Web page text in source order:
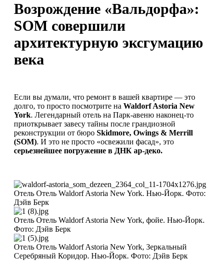
Возрождение «Вальдорфа»:
SOM совершили
архитектурную эксгумацию
века
Если вы думали, что ремонт в вашей квартире — это
долго, то просто посмотрите на Waldorf Astoria New
York. Легендарный отель на Парк-авеню наконец-то
приоткрывает завесу тайны после грандиозной
реконструкции от бюро Skidmore, Owings & Merrill
(SOM). И это не просто «освежили фасад», это
серьезнейшее погружение в ДНК ар-деко.
Отель Отель Waldorf Astoria New York. Нью-Йорк. Фото:
Дэйв Берк
Отель Отель Waldorf Astoria New York, фойе. Нью-Йорк.
Фото: Дэйв Берк
Отель Отель Waldorf Astoria New York, Зеркальный
Серебряный Коридор. Нью-Йорк. Фото: Дэйв Берк